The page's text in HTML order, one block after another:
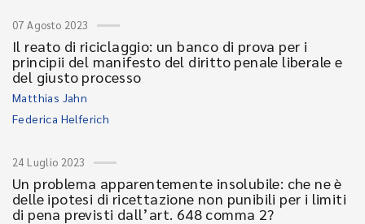
07 Agosto 2023
Il reato di riciclaggio: un banco di prova per i
principii del manifesto del diritto penale liberale e
del giusto processo
Matthias Jahn
Federica Helferich
24 Luglio 2023
Un problema apparentemente insolubile: che ne è
delle ipotesi di ricettazione non punibili per i limiti
di pena previsti dall’art. 648 comma 2?